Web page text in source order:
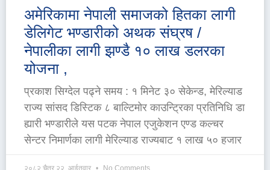
अमेरिकामा नेपाली समाजको हितका लागी
डेलिगेट भण्डारीको अथक संघ्रष /
नेपालीका लागी झण्डै १० लाख डलरका
योजना ,
प्रकाश सिग्देल पढ्ने समय : १ मिनेट ३० सेकेन्ड, मेरिल्याड
राज्य सांसद डिस्टिक ८ बाल्टिमोर काउन्ट्रिका प्रतिनिधि डा
ह्यारी भण्डारीले यस पटक नेपाल एजुकेशन एण्ड कल्चर
सेन्टर निमार्णका लागी मेरिल्याड राज्यबाट १ लाख ५० हजार
२०८२ चैत्र २२, आईतवार No Comments